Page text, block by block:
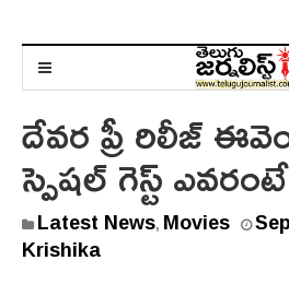
దేవర ప్రీ రిలీజ్
స్పెషల్ గెస్ట్
Latest News, Movies
Krishika